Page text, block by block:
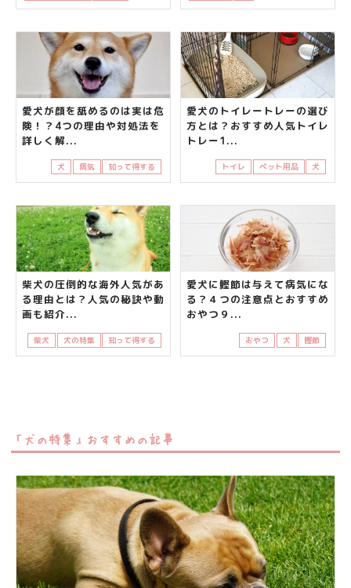
愛犬が顔を舐めるのは実は危
険！？4つの理由や対処法を
詳しく解...
犬 病気 知って得する
愛犬のトイレートレーの選び
方とは？おすすめ人気トイレ
トレー1...
トイレ ペット用品 犬
柴犬の圧倒的な海外人気があ
る理由とは？人気の秘訣や動
画も紹介...
柴犬 犬の特集 知って得する
愛犬に鰹節は与えて病気にな
る？４つの注意点とおすすめ
おやつ９...
おやつ 犬 鰹節
「犬の特集」おすすめの記事